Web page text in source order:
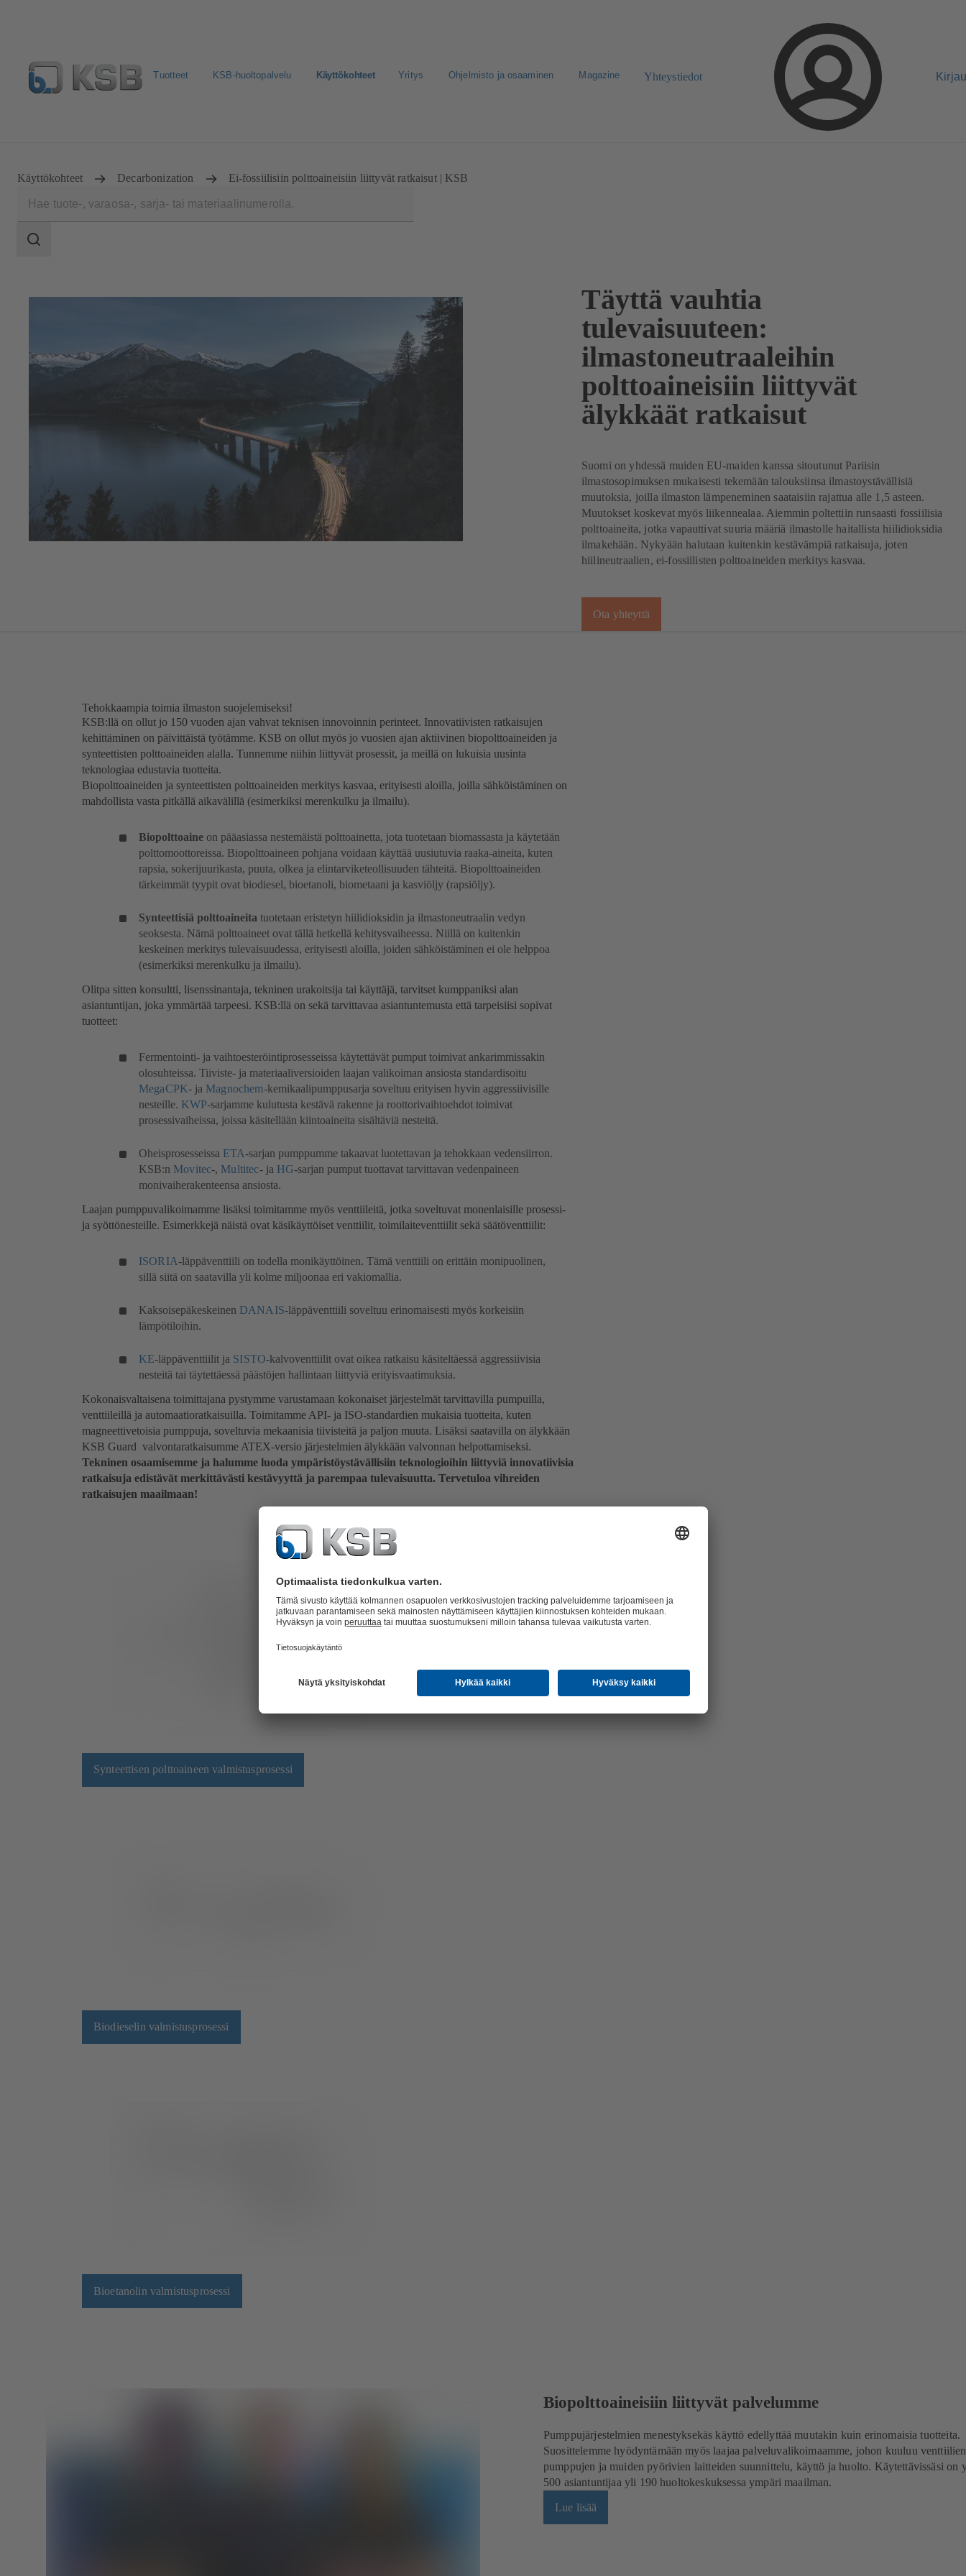
Tuotteet KSB-huoltopalvelu Käyttökohteet Yritys Ohjelmisto ja osaaminen Magazine Yhteystiedot
Käyttökohteet Decarbonization Ei-fossiilisiin polttoaineisiin liittyvät ratkaisut | KSB
laajuus
Haun
Täyttä vauhtia
tulevaisuuteen:
ilmastoneutraaleihin
polttoaineisiin liittyvät
älykkäät ratkaisut
Suomi on yhdessä muiden EU-maiden kanssa sitoutunut Pariisin
ilmastosopimuksen mukaisesti tekemään talouksiinsa ilmastoystävällisiä
muutoksia, joilla ilmaston lämpeneminen saataisiin rajattua alle 1,5 asteen.
Muutokset koskevat myös liikennealaa. Aiemmin poltettiin runsaasti fossiilisia
polttoaineita, jotka vapauttivat suuria määriä ilmastolle haitallista hiilidioksidia
ilmakehään. Nykyään halutaan kuitenkin kestävämpiä ratkaisuja, joten
hiilineutraalien, ei-fossiilisten polttoaineiden merkitys kasvaa.
Ota yhteyttä
Tehokkaampia toimia ilmaston suojelemiseksi!
KSB:llä on ollut jo 150 vuoden ajan vahvat teknisen innovoinnin perinteet. Innovatiivisten ratkaisujen
kehittäminen on päivittäistä työtämme. KSB on ollut myös jo vuosien ajan aktiivinen biopolttoaineiden ja
synteettisten polttoaineiden alalla. Tunnemme niihin liittyvät prosessit, ja meillä on lukuisia uusinta
teknologiaa edustavia tuotteita.
Biopolttoaineiden ja synteettisten polttoaineiden merkitys kasvaa, erityisesti aloilla, joilla sähköistäminen on
mahdollista vasta pitkällä aikavälillä (esimerkiksi merenkulku ja ilmailu).
Biopolttoaine on pääasiassa nestemäistä polttoainetta, jota tuotetaan biomassasta ja käytetään
polttomoottoreissa. Biopolttoaineen pohjana voidaan käyttää uusiutuvia raaka-aineita, kuten
rapsia, sokerijuurikasta, puuta, olkea ja elintarviketeollisuuden tähteitä. Biopolttoaineiden
tärkeimmät tyypit ovat biodiesel, bioetanoli, biometaani ja kasviöljy (rapsiöljy).
Synteettisiä polttoaineita tuotetaan eristetyn hiilidioksidin ja ilmastoneutraalin vedyn
seoksesta. Nämä polttoaineet ovat tällä hetkellä kehitysvaiheessa. Niillä on kuitenkin
keskeinen merkitys tulevaisuudessa, erityisesti aloilla, joiden sähköistäminen ei ole helppoa
(esimerkiksi merenkulku ja ilmailu).
Olitpa sitten konsultti, lisenssinantaja, tekninen urakoitsija tai käyttäjä, tarvitset kumppaniksi alan
asiantuntijan, joka ymmärtää tarpeesi. KSB:llä on sekä tarvittavaa asiantuntemusta että tarpeisiisi sopivat
tuotteet:
Fermentointi- ja vaihtoesteröintiprosesseissa käytettävät pumput toimivat ankarimmissakin
olosuhteissa. Tiiviste- ja materiaaliversioiden laajan valikoiman ansiosta standardisoitu
MegaCPK- ja Magnochem-kemikaalipumppusarja soveltuu erityisen hyvin aggressiivisille
nesteille. KWP-sarjamme kulutusta kestävä rakenne ja roottorivaihtoehdot toimivat
prosessivaiheissa, joissa käsitellään kiintoaineita sisältäviä nesteitä.
Oheisprosesseissa ETA-sarjan pumppumme takaavat luotettavan ja tehokkaan vedensiirron.
KSB:n Movitec-, Multitec- ja HG-sarjan pumput tuottavat tarvittavan vedenpaineen
monivaiherakenteensa ansiosta.
Laajan pumppuvalikoimamme lisäksi toimitamme myös venttiileitä, jotka soveltuvat monenlaisille prosessi-
ja syöttönesteille. Esimerkkejä näistä ovat käsikäyttöiset venttiilit, toimilaiteventtiilit sekä säätöventtiilit:
ISORIA-läppäventtiili on todella monikäyttöinen. Tämä venttiili on erittäin monipuolinen,
sillä siitä on saatavilla yli kolme miljoonaa eri vakiomallia.
Kaksoisepäkeskeinen DANAIS-läppäventtiili soveltuu erinomaisesti myös korkeisiin
lämpötiloihin.
KE-läppäventtiilit ja SISTO-kalvoventtiilit ovat oikea ratkaisu käsiteltäessä aggressiivisia
nesteitä tai täytettäessä päästöjen hallintaan liittyviä erityisvaatimuksia.
Kokonaisvaltaisena toimittajana pystymme varustamaan kokonaiset järjestelmät tarvittavilla pumpuilla,
venttiileillä ja automaatioratkaisuilla. Toimitamme API- ja ISO-standardien mukaisia tuotteita, kuten
magneettivetoisia pumppuja, soveltuvia mekaanisia tiivisteitä ja paljon muuta. Lisäksi saatavilla on älykkään
KSB Guard valvontaratkaisumme ATEX-versio järjestelmien älykkään valvonnan helpottamiseksi.
Tekninen osaamisemme ja halumme luoda ympäristöystävällisiin teknologioihin liittyviä innovatiivisia
ratkaisuja edistävät merkittävästi kestävyyttä ja parempaa tulevaisuutta. Tervetuloa vihreiden
ratkaisujen maailmaan!
Synteettisen polttoaineen valmistusprosessi
Biodieselin valmistusprosessi
Bioetanolin valmistusprosessi
Biopolttoaineisiin liittyvät palvelumme
Pumppujärjestelmien menestyksekäs käyttö edellyttää muutakin kuin erinomaisia tuotteita.
Suosittelemme hyödyntämään myös laajaa palveluvalikoimaamme, johon kuuluu
pumppujen ja muiden pyörivien laitteiden suunnittelu, käyttö ja huolto. Käytettävissäsi on
500 asiantuntijaa yli 190 huoltokeskuksessa ympäri maailman.
Lue lisää